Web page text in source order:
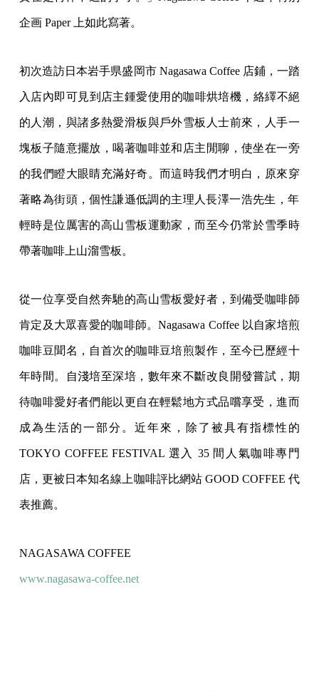
企画 Paper 上如此寫著。
初次造訪日本岩手県盛岡市 Nagasawa Coffee 店鋪， 一踏
入店內即可見到店主鍾愛使用的咖啡烘培機，絡繹不絕
的人潮， 與諸多熱愛滑板與戶外雪板人士前來，人手一
塊板子隨意擺放，喝著咖啡並和店主閒聊，使坐在一旁
的我們瞪大眼睛充滿好奇。 而這時我們才明白，原來穿
著略為街頭，個性謙遜低調的主理人長澤一浩先生，年
輕時是位厲害的高山雪板運動家， 而至今仍常於雪季時
帶著咖啡上山溜雪板。
從一位享受自然奔馳的高山雪板愛好者， 到備受咖啡師
肯定及大眾喜愛的咖啡師。Nagasawa Coffee 以自家培煎
咖啡豆聞名，自首次的咖啡豆培煎製作， 至今已歷經十
年時間。自淺培至深培，數年來不斷改良開發嘗試， 期
待咖啡愛好者們能以更自在輕鬆地方式品嚐享受，進而
成為生活的一部分。近年來，除了被具有指標性的
TOKYO COFFEE FESTIVAL 選入 35 間人氣咖啡專門
店， 更被日本知名線上咖啡評比網站 GOOD COFFEE 代
表推薦。
NAGASAWA COFFEE
www.nagasawa-coffee.net